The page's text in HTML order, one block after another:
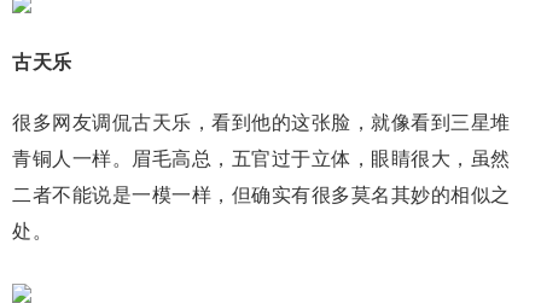
古天乐
很多网友调侃古天乐，看到他的这张脸，就像看到三星堆
青铜人一样。眉毛高总，五官过于立体，眼睛很大，虽然
二者不能说是一模一样，但确实有很多莫名其妙的相似之
处。